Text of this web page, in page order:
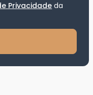
Privacidadeda